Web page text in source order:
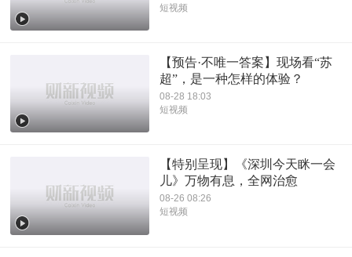
短视频
【预告·不唯一答案】现场看“苏
超”，是一种怎样的体验？
08-28 18:03
短视频
【特别呈现】《深圳今天眯一会
儿》万物有息，全网治愈
08-26 08:26
短视频